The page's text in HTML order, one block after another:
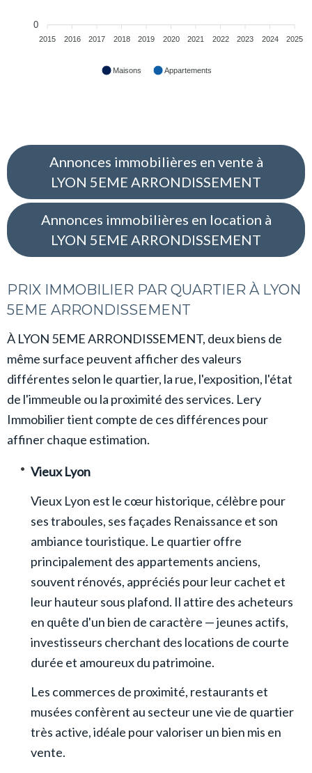
0
2015 2016 2017 2018 2019 2020 2021 2022 2023 2024 2025
Maisons Appartements
Annonces immobilières en vente à
LYON 5EME ARRONDISSEMENT
Annonces immobilières en location à
LYON 5EME ARRONDISSEMENT
PRIX IMMOBILIER PAR QUARTIER À LYON
5EME ARRONDISSEMENT
À LYON 5EME ARRONDISSEMENT, deux biens de
même surface peuvent afficher des valeurs
différentes selon le quartier, la rue, l'exposition, l'état
de l'immeuble ou la proximité des services. Lery
Immobilier tient compte de ces différences pour
affiner chaque estimation.
Vieux Lyon
Vieux Lyon est le cœur historique, célèbre pour
ses traboules, ses façades Renaissance et son
ambiance touristique. Le quartier offre
principalement des appartements anciens,
souvent rénovés, appréciés pour leur cachet et
leur hauteur sous plafond. Il attire des acheteurs
en quête d'un bien de caractère — jeunes actifs,
investisseurs cherchant des locations de courte
durée et amoureux du patrimoine.
Les commerces de proximité, restaurants et
musées confèrent au secteur une vie de quartier
très active, idéale pour valoriser un bien mis en
vente.